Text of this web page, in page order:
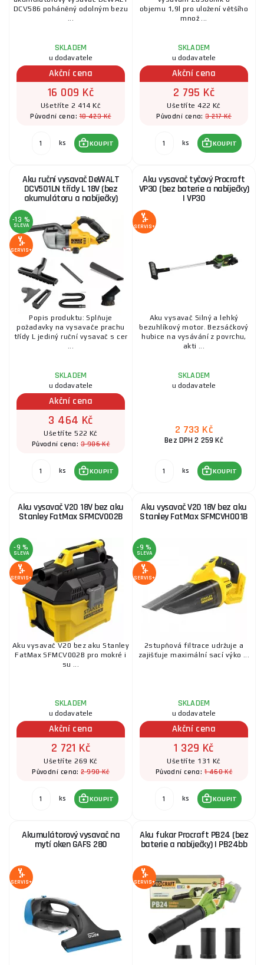
DCV586 poháněný odolným bezu
...
SKLADEM
u dodavatele
Akční cena
16 009 Kč
Ušetříte 2 414 Kč
Původní cena:18 423 Kč
ks KOUPIT
objemu 1,9l pro uložení většího
množ ...
SKLADEM
u dodavatele
Akční cena
2 795 Kč
Ušetříte 422 Kč
Původní cena:3 217 Kč
ks KOUPIT
Aku ruční vysavač DeWALT
DCV501LN třídy L 18V (bez
akumulátoru a nabíječky)
-13 %
SLEVA
SERVIS+
Popis produktu: Splňuje
požadavky na vysavače prachu
třídy L jediný ruční vysavač s cer
...
SKLADEM
u dodavatele
Akční cena
3 464 Kč
Ušetříte 522 Kč
Původní cena:3 986 Kč
ks KOUPIT
Aku vysavač tyčový Procraft
VP30 (bez baterie a nabíječky)
| VP30
SERVIS+
Aku vysavač Silný a lehký
bezuhlíkový motor. Bezsáčkový
hubice na vysávání z povrchu,
akti ...
SKLADEM
u dodavatele
2 733 Kč
Bez DPH 2 259 Kč
ks KOUPIT
Aku vysavač V20 18V bez aku
Stanley FatMax SFMCV002B
-9 %
SLEVA
SERVIS+
Aku vysavač V20 bez aku Stanley
FatMax SFMCV002B pro mokré i
su ...
SKLADEM
u dodavatele
Akční cena
2 721 Kč
Ušetříte 269 Kč
Původní cena:2 990 Kč
ks KOUPIT
Aku vysavač V20 18V bez aku
Stanley FatMax SFMCVH001B
-9 %
SLEVA
SERVIS+
2stupňová filtrace udržuje a
zajišťuje maximální sací výko ...
SKLADEM
u dodavatele
Akční cena
1 329 Kč
Ušetříte 131 Kč
Původní cena:1 460 Kč
ks KOUPIT
Akumulátorový vysavač na
mytí oken GAFS 280
SERVIS+
Aku fukar Procraft PB24 (bez
baterie a nabíječky) | PB24bb
SERVIS+